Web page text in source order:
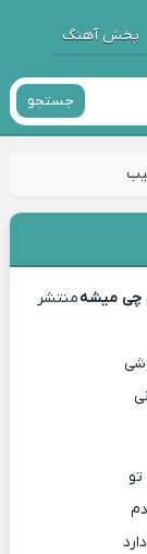
پخش آهنگ
جستجو
چی میشهمنتشر